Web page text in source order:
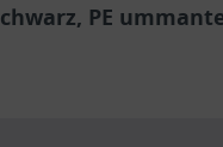
PE